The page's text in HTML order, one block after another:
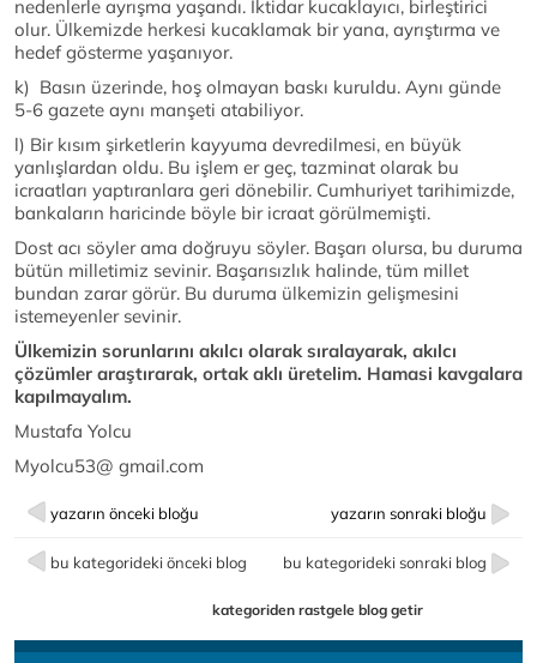
nedenlerle ayrışma yaşandı. Iktidar kucaklayıcı, birleştirici
olur. Ülkemizde herkesi kucaklamak bir yana, ayrıştırma ve
hedef gösterme yaşanıyor.
k) Basın üzerinde, hoş olmayan baskı kuruldu. Aynı günde
5-6 gazete aynı manşeti atabiliyor.
l) Bir kısım şirketlerin kayyuma devredilmesi, en büyük
yanlışlardan oldu. Bu işlem er geç, tazminat olarak bu
icraatları yaptıranlara geri dönebilir. Cumhuriyet tarihimizde,
bankaların haricinde böyle bir icraat görülmemişti.
Dost acı söyler ama doğruyu söyler. Başarı olursa, bu duruma
bütün milletimiz sevinir. Başarısızlık halinde, tüm millet
bundan zarar görür. Bu duruma ülkemizin gelişmesini
istemeyenler sevinir.
Ülkemizin sorunlarını akılcı olarak sıralayarak, akılcı
çözümler araştırarak, ortak aklı üretelim. Hamasi kavgalara
kapılmayalım.
Mustafa Yolcu
Myolcu53@ gmail.com
yazarın önceki bloğu yazarın sonraki bloğu
bu kategorideki önceki blog bu kategorideki sonraki blog
kategoriden rastgele blog getir